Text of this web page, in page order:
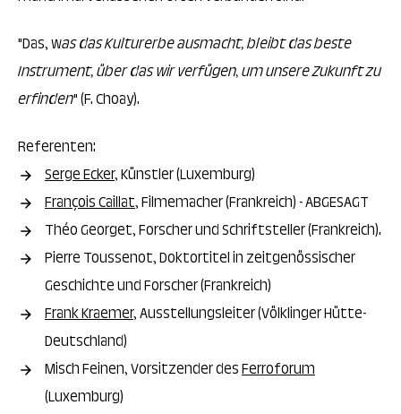
"Das, was das Kulturerbe ausmacht, bleibt das beste
Instrument, über das wir verfügen, um unsere Zukunft zu
erfinden" (F. Choay).
Referenten:
Serge Ecker, Künstler (Luxemburg)
François Caillat, Filmemacher (Frankreich) - ABGESAGT
Théo Georget, Forscher und Schriftsteller (Frankreich).
Pierre Toussenot, Doktortitel in zeitgenössischer
Geschichte und Forscher (Frankreich)
Frank Kraemer, Ausstellungsleiter (Völklinger Hütte-
Deutschland)
Misch Feinen, Vorsitzender desFerroforum
(Luxemburg)